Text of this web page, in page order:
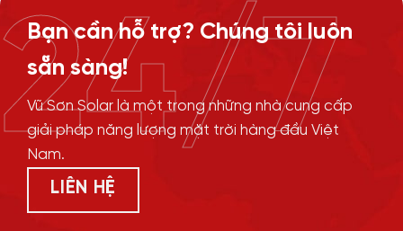
Bạn cần hỗ trợ? Chúng tôi luôn
sẵn sàng!
Vũ Sơn Solar là một trong những nhà cung cấp
giải pháp năng lượng mặt trời hàng đầu Việt
Nam.
LIÊN HỆ
24/7